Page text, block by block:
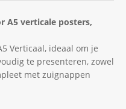
A5 verticale posters,
Verticaal, ideaal om je
te presenteren, zowel
met zuignappen